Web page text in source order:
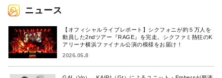
ニュース
【オフィシャルライブレポート】シクフォニが約５万人を
動員した2ndツアー『RAGE』を完走。シクファミ熱狂のK
アリーナ横浜ファイナル公演の模様をお届け！
2026.05.8